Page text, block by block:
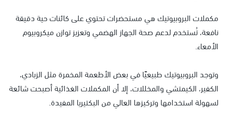
مكملات البروبيوتيك هي مستحضرات تحتوي على كائنات حية دقيقة
نافعة، تُستخدم لدعم صحة الجهاز الهضمي وتعزيز توازن ميكروبيوم
الأمعاء.
وتوجد البروبيوتيك طبيعيًا في بعض الأطعمة المخمرة مثل الزبادي،
الكفير، الكيمتشي والمخللات، إلا أن المكملات الغذائية أصبحت شائعة
لسهولة استخدامها وتركيزها العالي من البكتيريا المفيدة.